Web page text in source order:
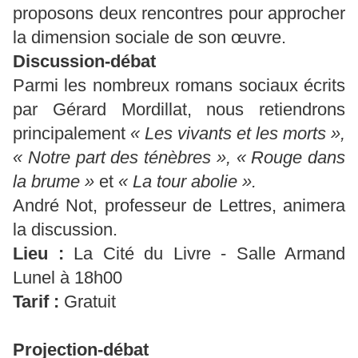
proposons deux rencontres pour approcher
la dimension sociale de son œuvre.
Discussion-débat
Parmi les nombreux romans sociaux écrits
par Gérard Mordillat, nous retiendrons
principalement « Les vivants et les morts »,
« Notre part des ténèbres », « Rouge dans
la brume » et « La tour abolie ».
André Not, professeur de Lettres, animera
la discussion.
Lieu : La Cité du Livre - Salle Armand
Lunel à 18h00
Tarif : Gratuit
Projection-débat